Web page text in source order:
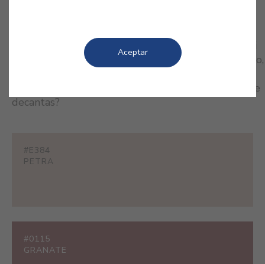
Deja que sean tus emociones las que hablen por ti
con nuestra colección de rojos. Femenino, romántico,
pasión. Dota tu hogar de personalidad. ¿Por cuál te
decantas?
#E384
PETRA
#0115
GRANATE
Aceptar